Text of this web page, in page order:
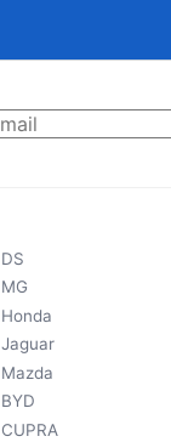
DS
MG
Honda
Jaguar
Mazda
BYD
CUPRA